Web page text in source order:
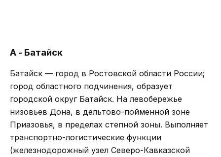
А - Батайск
Батайск — город в Ростовской области России;
город областного подчинения, образует
городской округ Батайск. На левобережье
низовьев Дона, в дельтово-пойменной зоне
Приазовья, в пределах степной зоны. Выполняет
транспортно-логистические функции
(железнодорожный узел Северо-Кавказской